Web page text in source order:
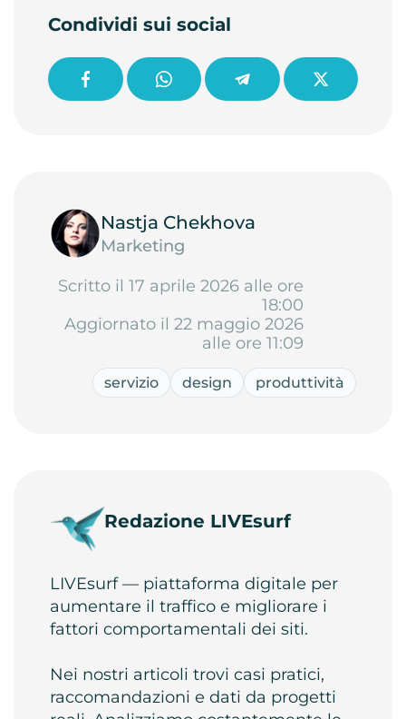
Condividi sui social
Nastja Chekhova
Marketing
Scritto il 17 aprile 2026 alle ore
18:00
Aggiornato il 22 maggio 2026
alle ore 11:09
servizio design produttività
Redazione LIVEsurf
LIVEsurf — piattaforma digitale per
aumentare il traffico e migliorare i
fattori comportamentali dei siti.
Nei nostri articoli trovi casi pratici,
raccomandazioni e dati da progetti